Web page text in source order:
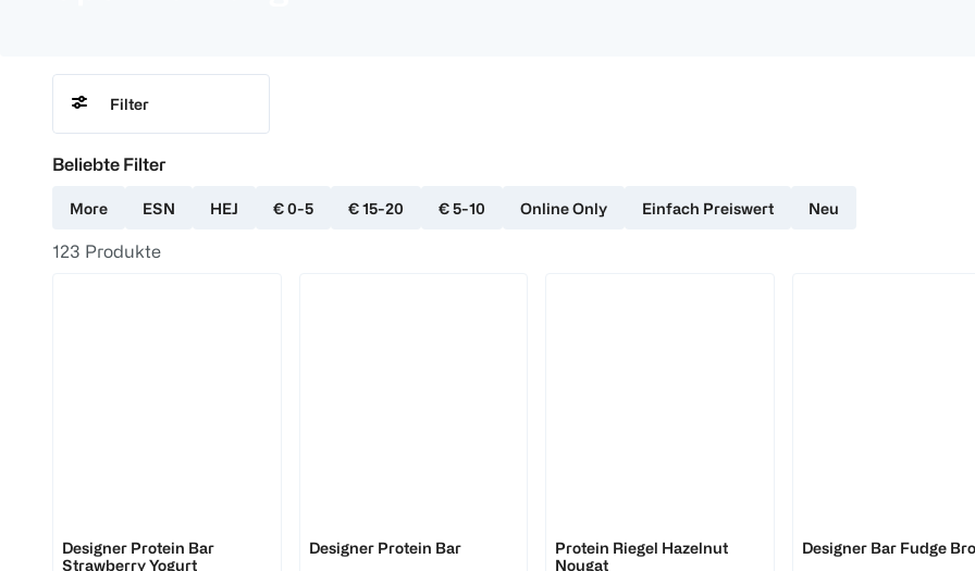
Filter
Beliebte Filter
More ESN HEJ € 0-5 € 15-20 € 5-10 Online Only Einfach Preiswert Neu
123 Produkte
Designer Protein Bar
Strawberry Yogurt
Designer Protein Bar
Protein Riegel Hazelnut
Nougat
Designer Bar Fudge